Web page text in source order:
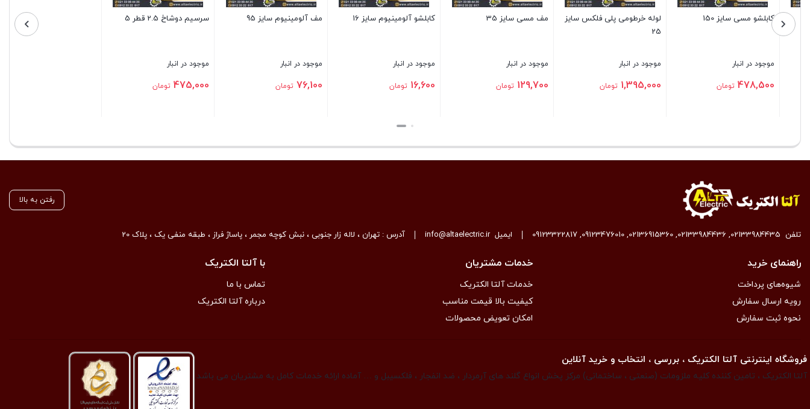
مف مسی سایز 35
موجود در انبار
129,700 تومان
کابلشو آلومینیوم سایز 16
موجود در انبار
16,600 تومان
مف آلومینیوم سایز 95
موجود در انبار
76,100 تومان
سرسیم دوشاخ 2.5 قطر 5
موجود در انبار
475,000 تومان
لوله خرطومی نسوز آگرا سایز
موجود در انبار
11,385,000 تومان
کابلشو مسی سایز 185
موجود در انبار
649,900 تومان
رفتن به بالا
تلفن 02133984435
,
02133984436
,
02136915360
,
09123476010
,
09123322817 ایمیلinfo@altaelectric.ir آدرس : تهران ، لاله زار جنوبی ، نبش کوچه مجمر ، پاساژ فراز ، طبقه منفی یک ، پلاک 20
راهنمای خرید
شیوه‌های پرداخت
رویه ارسال سفارش
نحوه ثبت سفارش
خدمات مشتریان
خدمات آلتا الکتریک
کیفیت بالا قیمت مناسب
امکان تعویض محصولات
با آلتا الکتریک
تماس با ما
درباره آلتا الکتریک
فروشگاه اینترنتی آلتا الکتریک ، بررسی ، انتخاب و خرید آنلاین
آلتا الکتریک ، تامین کننده کلیه ملزومات (صنعتی ، ساختمانی) مرکز پخش انواع گلند های آرمردار ، ضد انفجار ، فلکسیبل و … آماده ارائه خدمات کامل به مشتریان می باشد.